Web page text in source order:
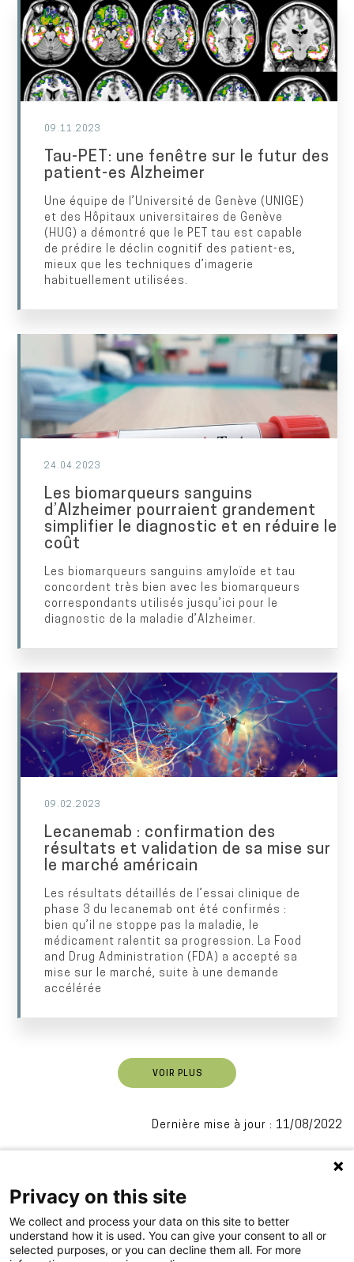
09.11.2023
Tau-PET: une fenêtre sur le futur des
patient-es Alzheimer
Une équipe de l’Université de Genève (UNIGE)
et des Hôpitaux universitaires de Genève
(HUG) a démontré que le PET tau est capable
de prédire le déclin cognitif des patient-es,
mieux que les techniques d’imagerie
habituellement utilisées.
24.04.2023
Les biomarqueurs sanguins
d’Alzheimer pourraient grandement
simplifier le diagnostic et en réduire le
coût
Les biomarqueurs sanguins amyloïde et tau
concordent très bien avec les biomarqueurs
correspondants utilisés jusqu’ici pour le
diagnostic de la maladie d’Alzheimer.
09.02.2023
Lecanemab : confirmation des
résultats et validation de sa mise sur
le marché américain
Les résultats détaillés de l’essai clinique de
phase 3 du lecanemab ont été confirmés :
bien qu’il ne stoppe pas la maladie, le
médicament ralentit sa progression. La Food
and Drug Administration (FDA) a accepté sa
mise sur le marché, suite à une demande
accélérée
VOIR PLUS
Dernière mise à jour : 11/08/2022
Privacy on this site
We collect and process your data on this site to better
understand how it is used. You can give your consent to all or
selected purposes, or you can decline them all. For more